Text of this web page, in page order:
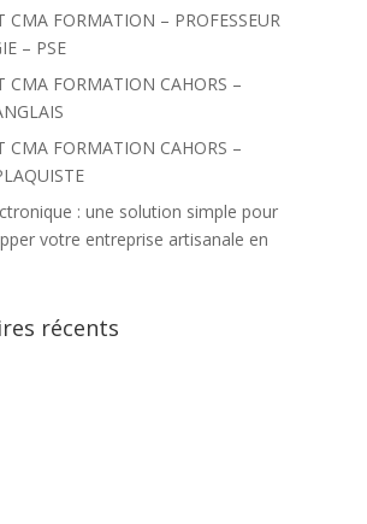
CMA FORMATION – PROFESSEUR
– PSE
CMA FORMATION CAHORS –
CMA FORMATION CAHORS –
: une solution simple pour
votre entreprise artisanale en
récents